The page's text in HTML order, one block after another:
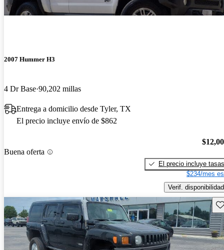
2007 Hummer H3
4 Dr Base 90,202 millas
Entrega a domicilio desde Tyler, TX
El precio incluye envío de $862
Buena oferta
El precio incluye tasas
$234/mes
Verif. disponibilidad